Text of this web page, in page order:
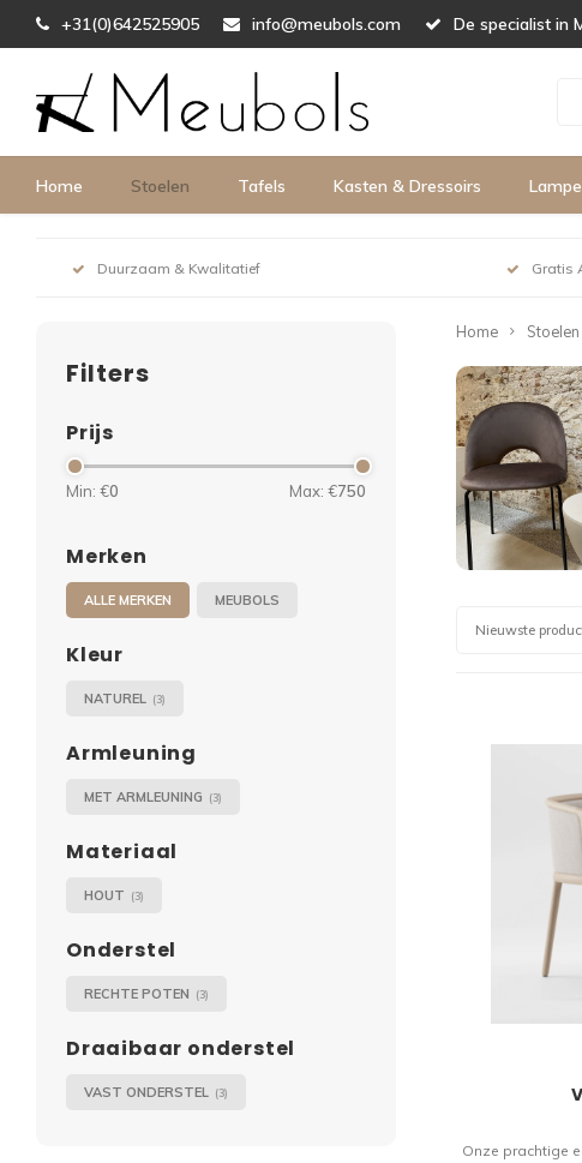
+31(0)642525905 info@meubols.com De specialist in
Home Stoelen Tafels Kasten & Dressoirs
Duurzaam & Kwalitatief Gratis
Filters
Prijs
Min: €0 Max: €750
Merken
ALLE MERKEN MEUBOLS
Kleur
NATUREL (3)
Armleuning
MET ARMLEUNING (3)
Materiaal
HOUT (3)
Onderstel
RECHTE POTEN (3)
Draaibaar onderstel
VAST ONDERSTEL (3)
Home Stoelen
Nieuwste
Onze prachtige